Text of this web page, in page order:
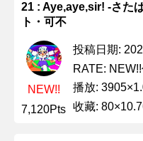
21 : Aye,aye,sir! -さた
ト・可不
NEW!!
7,120Pts
投稿日期:
RATE: NEW!!
播放:
收藏: